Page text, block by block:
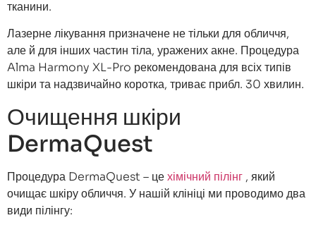
тканини.
Лазерне лікування призначене не тільки для обличчя,
але й для інших частин тіла, уражених акне. Процедура
Alma Harmony XL-Pro рекомендована для всіх типів
шкіри та надзвичайно коротка, триває прибл. 30 хвилин.
Очищення шкіри
DermaQuest
Процедура DermaQuest – цехімічний пілінг , який
очищає шкіру обличчя. У нашій клініці ми проводимо два
види пілінгу: